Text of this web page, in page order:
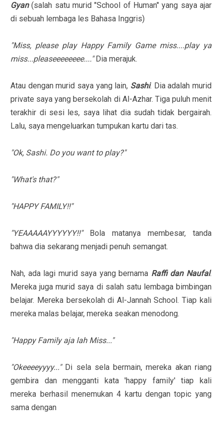
Gyan(salah satu murid "School of Human" yang saya ajar
di sebuah lembaga les Bahasa Inggris)
"Miss, please play Happy Family Game miss....play ya
miss...pleaseeeeeeee...."Dia merajuk.
Atau dengan murid saya yang lain, Sashi. Dia adalah murid
private saya yang bersekolah di Al-Azhar. Tiga puluh menit
terakhir di sesi les, saya lihat dia sudah tidak bergairah.
Lalu, saya mengeluarkan tumpukan kartu dari tas.
"Ok, Sashi. Do you want to play?"
"What's that?"
"HAPPY FAMILY!!"
"YEAAAAAYYYYYY!!"Bola matanya membesar, tanda
bahwa dia sekarang menjadi penuh semangat.
Nah, ada lagi murid saya yang bernama Raffi dan Naufal.
Mereka juga murid saya di salah satu lembaga bimbingan
belajar. Mereka bersekolah di Al-Jannah School. Tiap kali
mereka malas belajar, mereka seakan menodong.
"Happy Family aja lah Miss..."
"Okeeeeyyyy..."Di sela sela bermain, mereka akan riang
gembira dan mengganti kata 'happy family' tiap kali
mereka berhasil menemukan 4 kartu dengan topic yang
sama dengan